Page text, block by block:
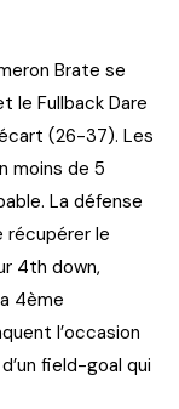
Brate se
le Fullback Dare
(26-37). Les
moins de 5
La défense
récupérer le
4th down,
4ème
l’occasion
field-goal qui